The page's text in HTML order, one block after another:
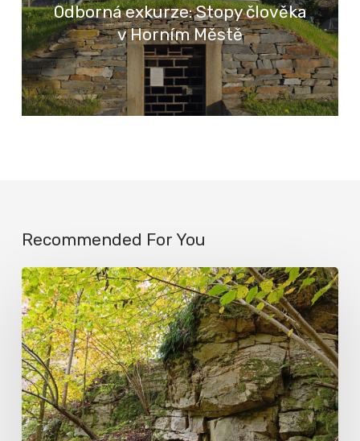
Odborná exkurze: Stopy člověka
v Horním Městě
Recommended For You